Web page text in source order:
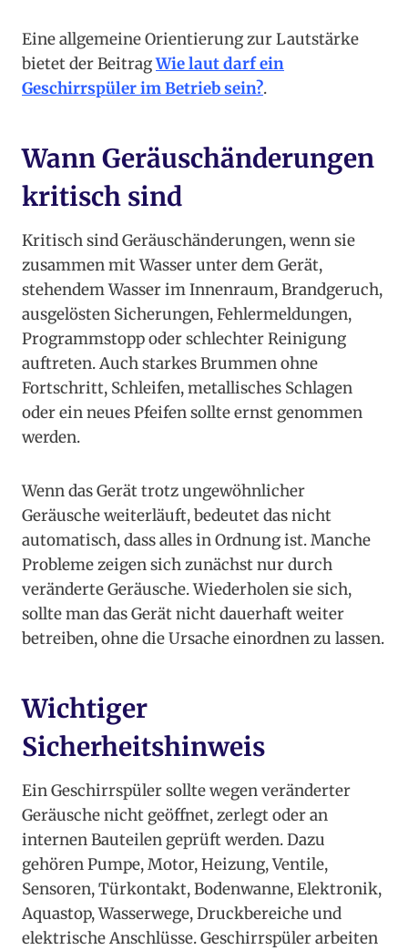
Eine allgemeine Orientierung zur Lautstärke
bietet der BeitragWie laut darf ein
Geschirrspüler im Betrieb sein?.
Wann Geräuschänderungen
kritisch sind
Kritisch sind Geräuschänderungen, wenn sie
zusammen mit Wasser unter dem Gerät,
stehendem Wasser im Innenraum, Brandgeruch,
ausgelösten Sicherungen, Fehlermeldungen,
Programmstopp oder schlechter Reinigung
auftreten. Auch starkes Brummen ohne
Fortschritt, Schleifen, metallisches Schlagen
oder ein neues Pfeifen sollte ernst genommen
werden.
Wenn das Gerät trotz ungewöhnlicher
Geräusche weiterläuft, bedeutet das nicht
automatisch, dass alles in Ordnung ist. Manche
Probleme zeigen sich zunächst nur durch
veränderte Geräusche. Wiederholen sie sich,
sollte man das Gerät nicht dauerhaft weiter
betreiben, ohne die Ursache einordnen zu lassen.
Wichtiger
Sicherheitshinweis
Ein Geschirrspüler sollte wegen veränderter
Geräusche nicht geöffnet, zerlegt oder an
internen Bauteilen geprüft werden. Dazu
gehören Pumpe, Motor, Heizung, Ventile,
Sensoren, Türkontakt, Bodenwanne, Elektronik,
Aquastop, Wasserwege, Druckbereiche und
elektrische Anschlüsse. Geschirrspüler arbeiten